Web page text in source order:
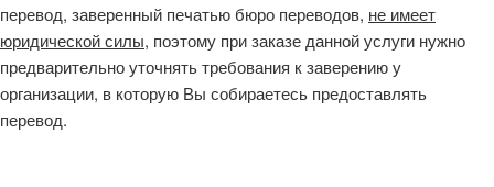
перевод, заверенный печатью бюро переводов, не имеет
юридической силы, поэтому при заказе данной услуги нужно
предварительно уточнять требования к заверению у
организации, в которую Вы собираетесь предоставлять
перевод.